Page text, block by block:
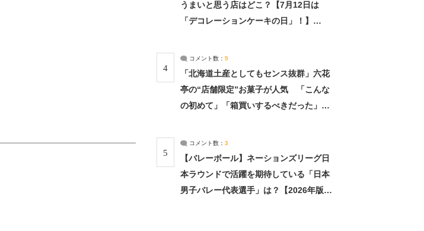
うまいと思う店はどこ？【7月12日は
「デコレーションケーキの日」！】
4
コメント数： 5
「北海道土産としてもセンス抜群」六花
亭の“店舗限定”お菓子が人気 「こんな
の初めて」「箱買いするべきだった」
5
コメント数： 3
【バレーボール】ネーションズリーグ日
本ラウンドで活躍を期待している「日本
男子バレー代表選手」は？【2026年版・